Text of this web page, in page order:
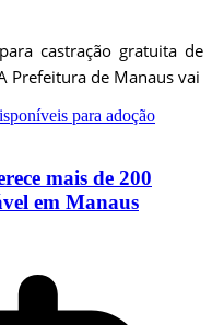
castração gratuita de
Prefeitura de Manaus vai
mais de 200
em Manaus